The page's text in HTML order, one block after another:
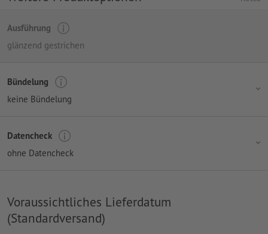
Ausführung
glänzend gestrichen
Bündelung
keine Bündelung
Datencheck
ohne Datencheck
Voraussichtliches Lieferdatum
(Standardversand)